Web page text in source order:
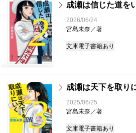
2
成瀬は信じた道を
2026/06/24
宮島未奈／著
文庫電子書籍あり
3
成瀬は天下を取り
2025/06/25
宮島未奈／著
文庫電子書籍あり